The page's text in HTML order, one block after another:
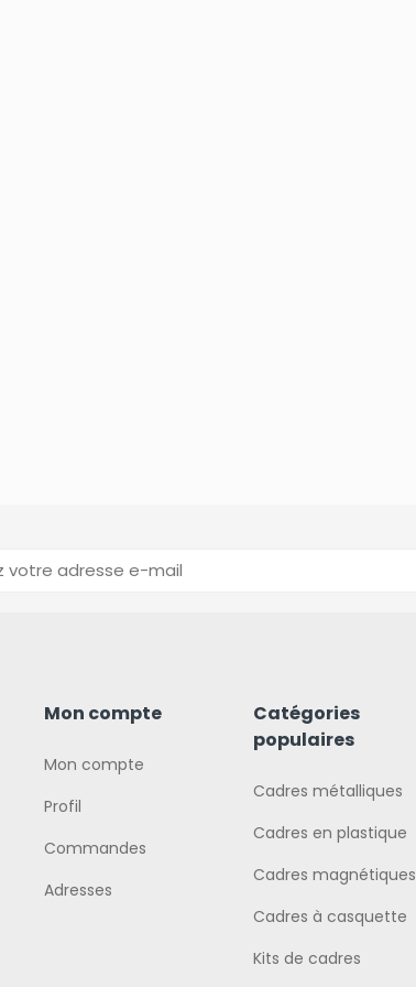
Mon compte
Mon compte
Profil
Commandes
Adresses
Catégories
populaires
Cadres métalliques
Cadres en plastique
Cadres magnétiques
Cadres à casquette
Kits de cadres